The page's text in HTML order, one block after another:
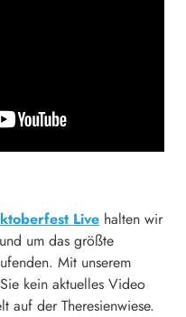
Live halten wir
um das größte
Mit unserem
kein aktuelles Video
auf der Theresienwiese.